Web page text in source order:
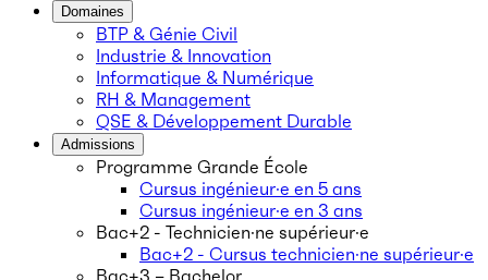
Domaines
BTP & Génie Civil
Industrie & Innovation
Informatique & Numérique
RH & Management
QSE & Développement Durable
Admissions
Programme Grande École
Cursus ingénieur·e en 5 ans
Cursus ingénieur·e en 3 ans
Bac+2 - Technicien·ne supérieur·e
Bac+2 - Cursus technicien·ne supérieur·e
Bac+3 – Bachelor